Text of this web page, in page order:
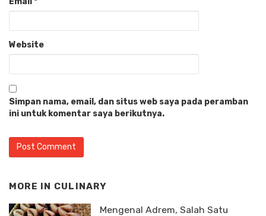
Website
Simpan nama, email, dan situs web saya pada peramban
ini untuk komentar saya berikutnya.
MORE IN CULINARY
Mengenal Adrem, Salah Satu